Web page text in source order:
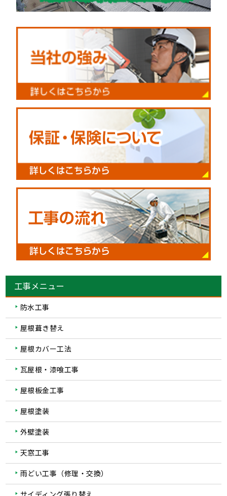
工事メニュー
防水工事
屋根葺き替え
屋根カバー工法
瓦屋根・漆喰工事
屋根板金工事
屋根塗装
外壁塗装
天窓工事
雨どい工事（修理・交換）